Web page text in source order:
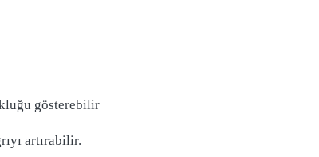
gösterebilir
artırabilir.